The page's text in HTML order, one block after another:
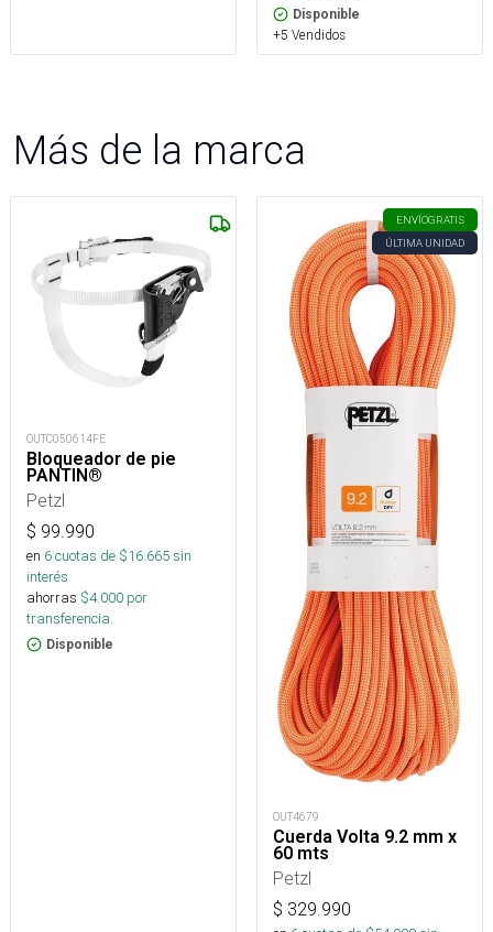
Disponible
+5 Vendidos
Más de la marca
OUTC050614FE
Bloqueador de pie
PANTIN®
Petzl
$ 99.990
en 6cuotas de $16.665sin
interés
ahorras $4.000 por
transferencia.
Disponible
ENVÍOGRATIS
ÚLTIMA UNIDAD
OUT4679
Cuerda Volta 9.2 mm x
60 mts
Petzl
$ 329.990